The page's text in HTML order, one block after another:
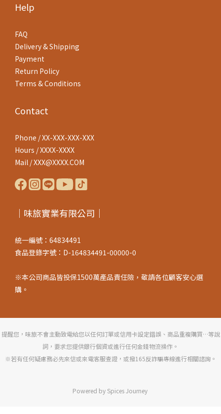
Help
FAQ
Delivery & Shipping
Payment
Return Policy
Terms & Conditions
Contact
Phone / XX-XXX-XXX-XXX
Hours / XXXX-XXXX
Mail / XXX@XXXX.COM
｜味旅實業有限公司｜
統一編號：64834491
食品登錄字號：D-164834491-00000-0
※本公司商品皆投保1500萬產品責任險，敬請各位顧客安心選
購。
提醒您，味旅不會主動致電給您以任何訂單或信用卡設定錯誤、商品重複購買…等說
詞，要求您提供銀行個資或進行任何金錢物流操作。
※若有任何疑慮務必先來信或來電客服查證，或撥165反詐騙專線進行相關諮詢。
Powered by Spices Journey